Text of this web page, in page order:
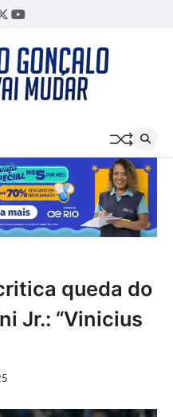
TwitterYouTube
queda do
Jr.: “Vinicius